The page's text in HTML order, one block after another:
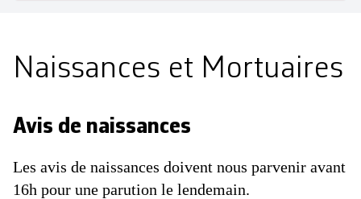
Naissances et Mortuaires
Avis de naissances
Les avis de naissances doivent nous parvenir avant
16h pour une parution le lendemain.